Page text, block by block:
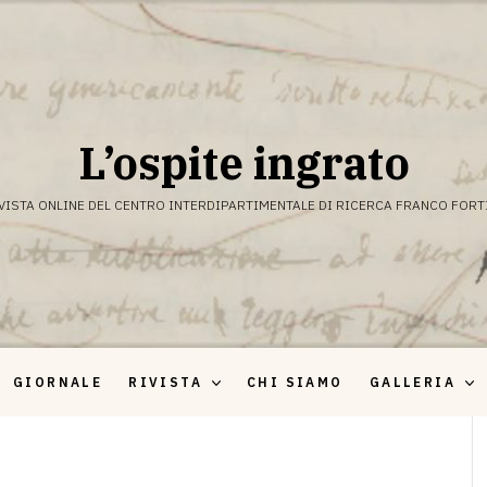
L’ospite ingrato
ONLINE DEL CENTRO INTERDIPARTIMENTALE DI RICERCA FRANCO
GIORNALE RIVISTA CHI SIAMO GALLERIA